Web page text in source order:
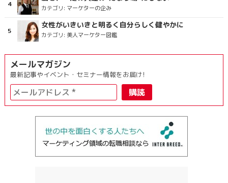
カテゴリ: マーケターの企み
女性がいきいきと明るく自分らしく健やかに
カテゴリ: 美人マーケター図鑑
メールマガジン
最新記事やイベント・セミナー情報をお届け!